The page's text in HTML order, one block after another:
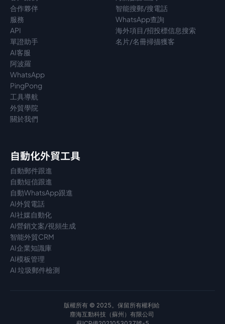
合作夥伴
服務
API
單證助手
AI客服
阿波羅
WhatsApp
PingPong
工具導航
外貿學院
關於我們
智能搜郵/搜電話
WhatsApp查詢
海外項目/招投標信息搜索
名片/名冊掃描獲客
自動化外貿工具
自動郵件跟進
自動短信跟進
自動WhatsApp跟進
AI外貿電話
AI社媒自動化
AI營銷文案/視頻生成
智能外貿CRM
AI企業知識庫
AI模板管理
AI 垃圾郵件檢測
版權所有 © 2025。保留所有權利給
塵海互動科技（蘇州）有限公司